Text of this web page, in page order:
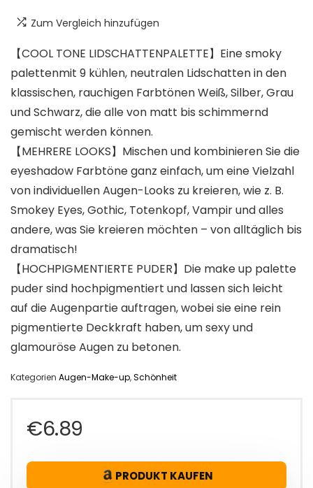
Zum Vergleich hinzufügen
【COOL TONE LIDSCHATTENPALETTE】Eine smoky
palettenmit 9 kühlen, neutralen Lidschatten in den
klassischen, rauchigen Farbtönen Weiß, Silber, Grau
und Schwarz, die alle von matt bis schimmernd
gemischt werden können.
【MEHRERE LOOKS】Mischen und kombinieren Sie die
eyeshadow Farbtöne ganz einfach, um eine Vielzahl
von individuellen Augen-Looks zu kreieren, wie z. B.
Smokey Eyes, Gothic, Totenkopf, Vampir und alles
andere, was Sie kreieren möchten – von alltäglich bis
dramatisch!
【HOCHPIGMENTIERTE PUDER】Die make up palette
puder sind hochpigmentiert und lassen sich leicht
auf die Augenpartie auftragen, wobei sie eine rein
pigmentierte Deckkraft haben, um sexy und
glamouröse Augen zu betonen.
Kategorien Augen-Make-up,Schönheit
€6.89
PRODUKT KAUFEN